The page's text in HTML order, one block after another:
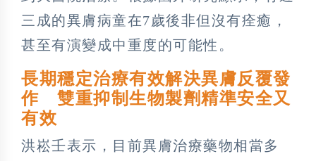
三成的異膚病童在7歲後非但沒有痊癒，
甚至有演變成中重度的可能性。
長期穩定治療有效解決異膚反覆發
作 雙重抑制生物製劑精準安全又
有效
洪崧壬表示，目前異膚治療藥物相當多